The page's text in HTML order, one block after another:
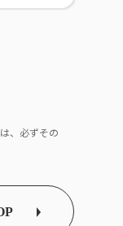
、必ずその